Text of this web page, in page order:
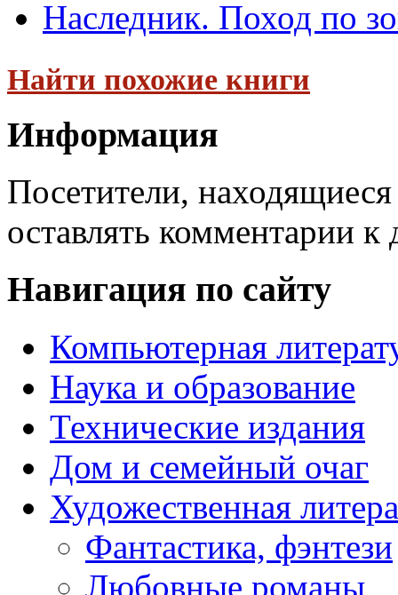
Наследник. Поход по
Найти похожие книги
Информация
Посетители,
оставлять комментарии к
Навигация по сайту
Компьютерная
Наука и образование
Технические издания
Дом и семейный очаг
Художественная
Фантастика, фэнтези
Любовные романы